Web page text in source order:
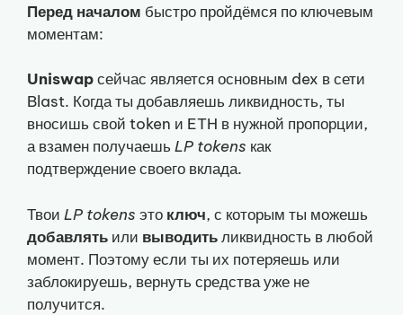
Перед началом быстро пройдёмся по ключевым
моментам:
Uniswapсейчас является основным dex в сети
Blast. Когда ты добавляешь ликвидность, ты
вносишь свой token и ETH в нужной пропорции,
а взамен получаешь LP tokens как
подтверждение своего вклада.
Твои LP tokens это ключ, с которым ты можешь
добавлять или выводитьликвидность в любой
момент. Поэтому если ты их потеряешь или
заблокируешь, вернуть средства уже не
получится.